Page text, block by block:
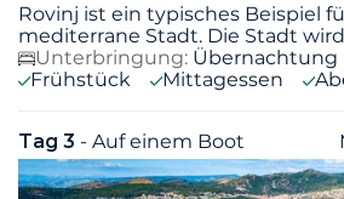
Rovinj ist ein typisches Beispiel
mediterrane Stadt. Die Stadt
Unterbringung: Übernachtung
Frühstück
Mittagessen
Tag 3 - Auf einem Boot